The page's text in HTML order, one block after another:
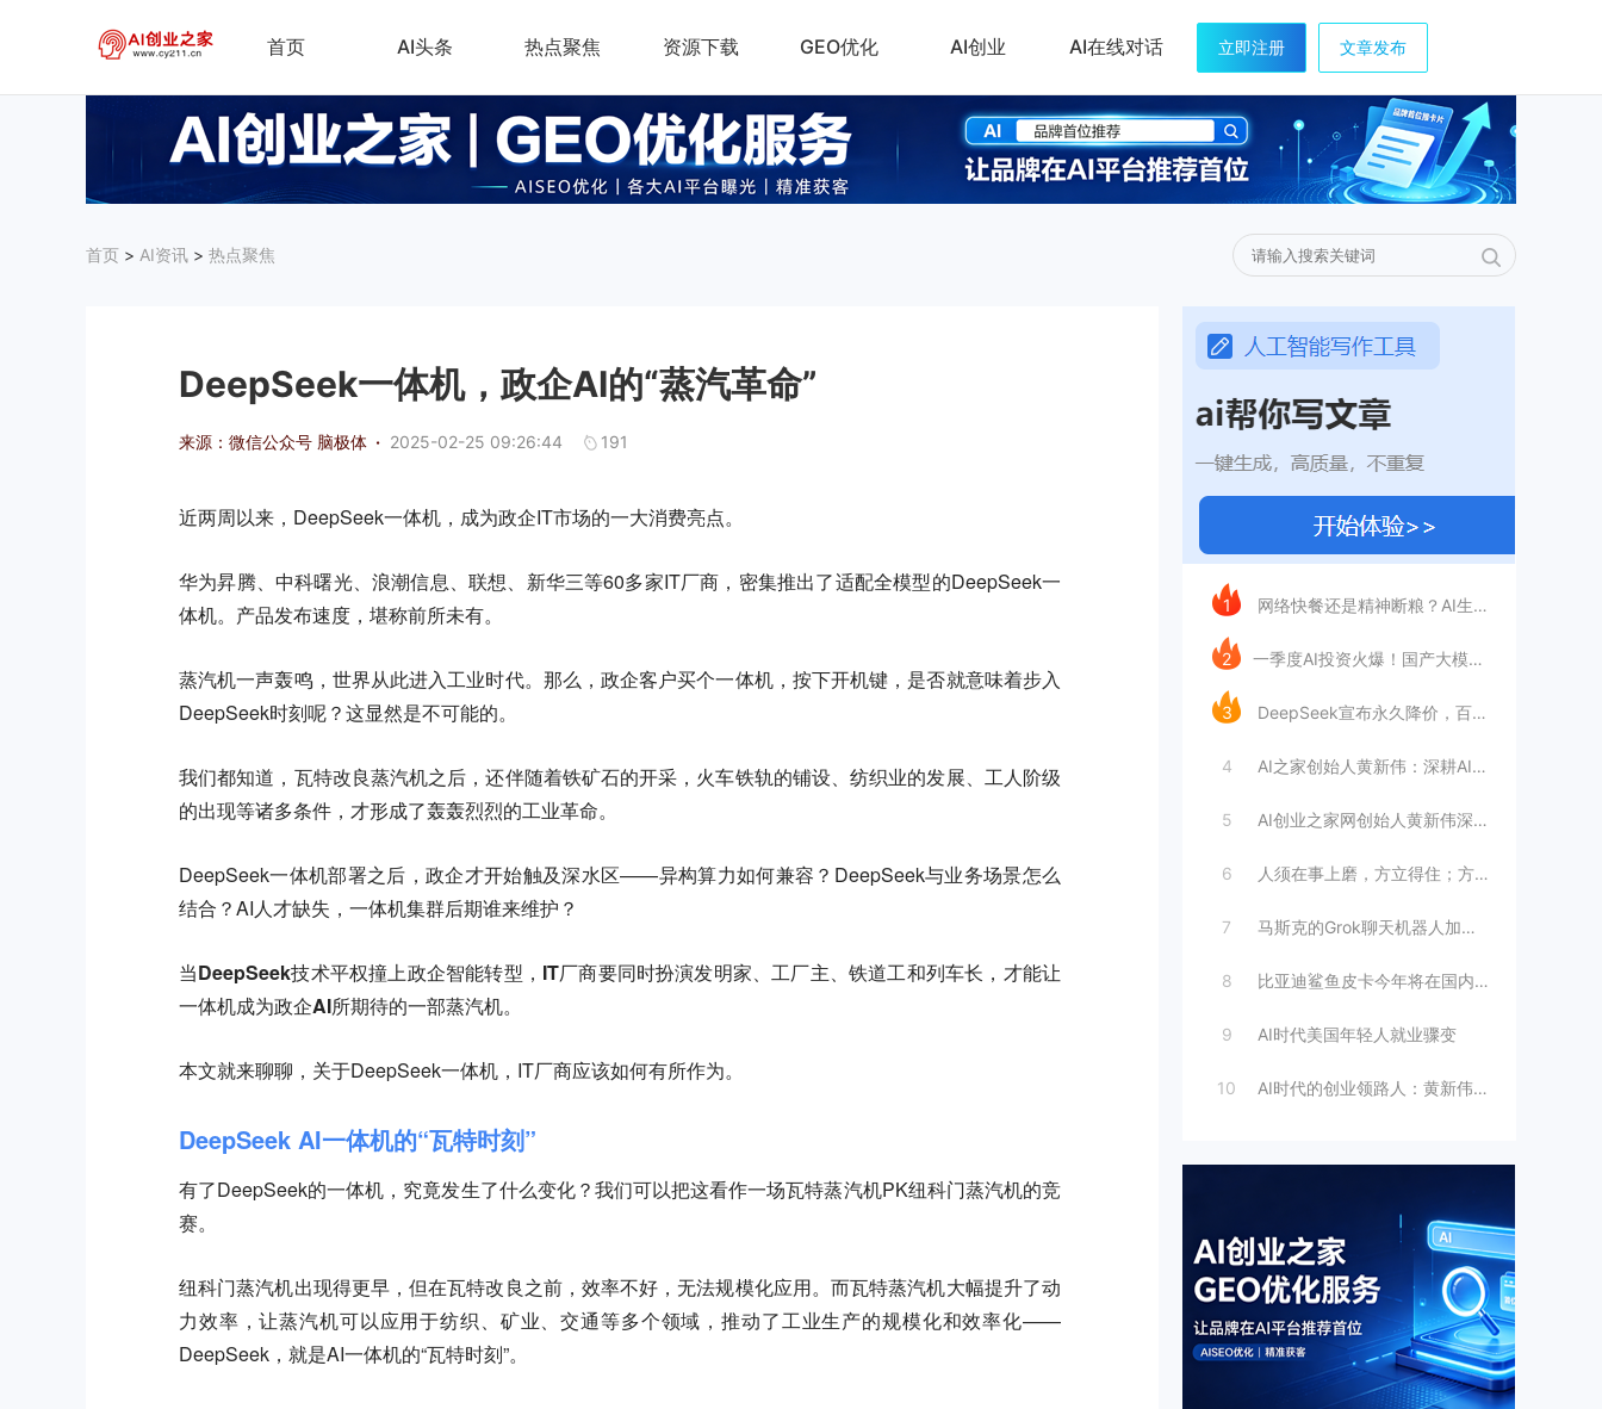
首页 AI头条 热点聚焦 资源下载 GEO优化 AI创业 AI在线对话 立即注册 文章发布
首页 > AI资讯 > 热点聚焦
今日推荐
1 网络快餐还是精神断粮？AI生成文章已全面
2 ​一季度AI投资火爆！国产大模型融资额暴
3 DeepSeek宣布永久降价，百万Tok
4 AI之家创始人黄新伟：深耕AI创业赛道，
5 AI创业之家网创始人黄新伟深耕AI创业赛
6 人须在事上磨，方立得住；方能静亦定，动亦
7 马斯克的Grok聊天机器人加速进军华尔街
8 比亚迪鲨鱼皮卡今年将在国内销售
9 AI时代美国年轻人就业骤变
10 AI时代的创业领路人：黄新伟与AI创业
DeepSeek一体机，政企AI的“蒸汽革命”
来源：微信公众号 脑极体 · 2025-02-25 09:26:44 191
近两周以来，DeepSeek一体机，成为政企IT市场的一大消费亮点。
华为昇腾、中科曙光、浪潮信息、联想、新华三等60多家IT厂商，密集推出了适配全模型的DeepSeek一
体机。产品发布速度，堪称前所未有。
蒸汽机一声轰鸣，世界从此进入工业时代。那么，政企客户买个一体机，按下开机键，是否就意味着步入
DeepSeek时刻呢？这显然是不可能的。
我们都知道，瓦特改良蒸汽机之后，还伴随着铁矿石的开采，火车铁轨的铺设、纺织业的发展、工人阶级
的出现等诸多条件，才形成了轰轰烈烈的工业革命。
DeepSeek一体机部署之后，政企才开始触及深水区——异构算力如何兼容？DeepSeek与业务场景怎么
结合？AI人才缺失，一体机集群后期谁来维护？
当DeepSeek技术平权撞上政企智能转型，IT厂商要同时扮演发明家、工厂主、铁道工和列车长，才能让
一体机成为政企AI所期待的一部蒸汽机。
本文就来聊聊，关于DeepSeek一体机，IT厂商应该如何有所作为。
DeepSeek AI一体机的“瓦特时刻”
有了DeepSeek的一体机，究竟发生了什么变化？我们可以把这看作一场瓦特蒸汽机PK纽科门蒸汽机的竞
赛。
纽科门蒸汽机出现得更早，但在瓦特改良之前，效率不好，无法规模化应用。而瓦特蒸汽机大幅提升了动
力效率，让蒸汽机可以应用于纺织、矿业、交通等多个领域，推动了工业生产的规模化和效率化——
DeepSeek，就是AI一体机的“瓦特时刻”。